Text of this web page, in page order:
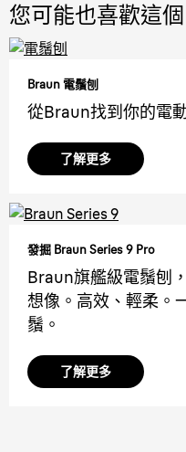
您可能也喜歡這個
Braun 電鬚刨
從Braun找到你的電
了解更多
發掘 Braun Series 9 Pro
Braun旗艦級電鬚刨
想像。高效、輕柔。
鬚。
了解更多